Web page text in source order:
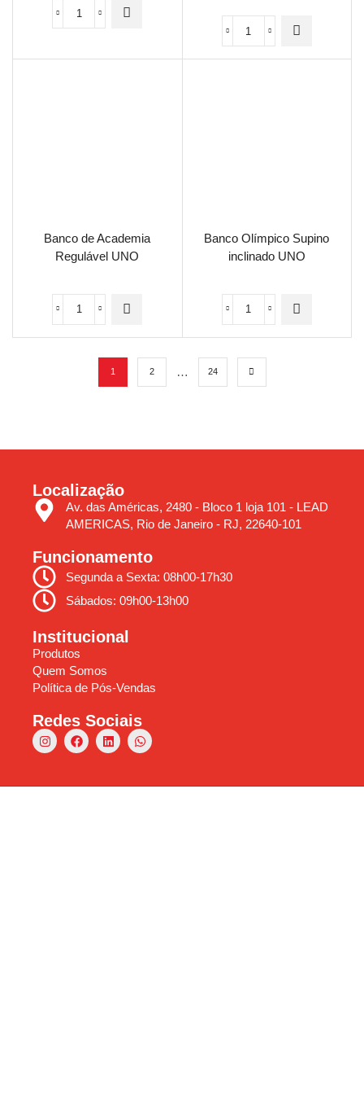
Banco de Academia
Regulável UNO
Banco Olímpico Supino
inclinado UNO
1 2 … 24
Localização
Av. das Américas, 2480 - Bloco 1 loja 101 - LEAD
AMERICAS, Rio de Janeiro - RJ, 22640-101
Funcionamento
Segunda a Sexta: 08h00-17h30
Sábados: 09h00-13h00
Institucional
Produtos
Quem Somos
Política de Pós-Vendas
Redes Sociais